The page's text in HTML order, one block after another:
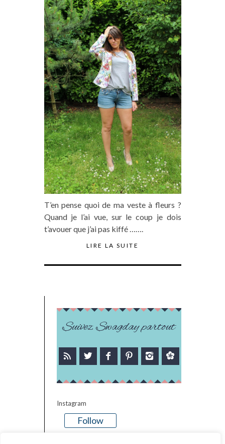
T’en pense quoi de ma veste à fleurs ?
Quand je l’ai vue, sur le coup je dois
t’avouer que j’ai pas kiffé …….
LIRE LA SUITE
Suivez Swagday partout
Instagram
Follow